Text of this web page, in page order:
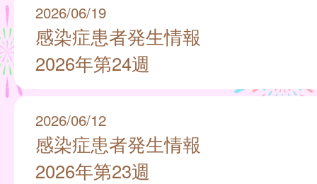
2026/06/19
感染症患者発生情報
2026年第24週
2026/06/12
感染症患者発生情報
2026年第23週